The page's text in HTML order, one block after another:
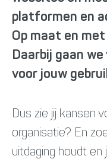
platformen en
Op maat en
Daarbij gaan
voor jouw
Dus zie jij kansen
organisatie? En
uitdaging houdt